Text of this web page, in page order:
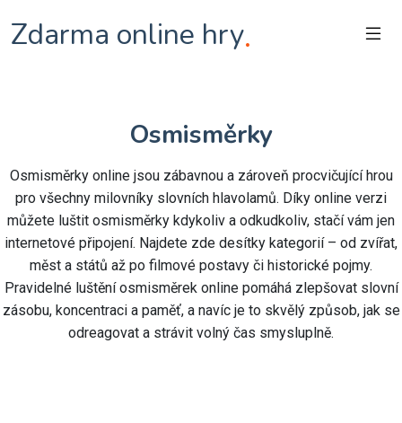
Zdarma online hry.
Osmisměrky
Osmisměrky online jsou zábavnou a zároveň procvičující hrou
pro všechny milovníky slovních hlavolamů. Díky online verzi
můžete luštit osmisměrky kdykoliv a odkudkoliv, stačí vám jen
internetové připojení. Najdete zde desítky kategorií – od zvířat,
měst a států až po filmové postavy či historické pojmy.
Pravidelné luštění osmisměrek online pomáhá zlepšovat slovní
zásobu, koncentraci a paměť, a navíc je to skvělý způsob, jak se
odreagovat a strávit volný čas smysluplně.